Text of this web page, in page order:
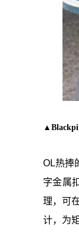
OL热捧
字金属
理，可
计，为